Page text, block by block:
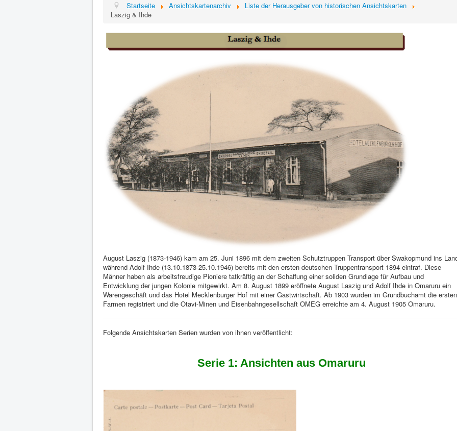
Startseite Ansichtskartenarchiv
Liste der Herausgeber von historischen Ansichtskarten
Laszig & Ihde
August Laszig (1873-1946) kam am 25. Juni 1896 mit dem zweiten Schutztruppen Transport über Swakopmund ins
während Adolf Ihde (13.10.1873-25.10.1946) bereits mit den ersten deutschen Truppentransport 1894 eintraf. Diese
Männer haben als arbeitsfreudige Pioniere tatkräftig an der Schaffung einer soliden Grundlage für Aufbau und
Entwicklung der jungen Kolonie mitgewirkt. Am 8. August 1899 eröffnete August Laszig und Adolf Ihde in Omaruru ein
Warengeschäft und das Hotel Mecklenburger Hof mit einer Gastwirtschaft. Ab 1903 wurden im Grundbuchamt die ersten
Farmen registriert und die Otavi-Minen und Eisenbahngesellschaft OMEG erreichte am 4. August 1905 Omaruru.
Folgende Ansichtskarten Serien wurden von ihnen veröffentlicht:
Serie 1: Ansichten aus Omaruru